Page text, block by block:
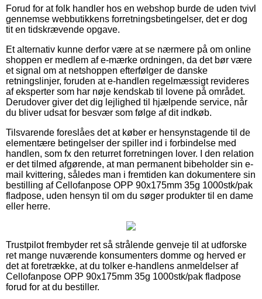
Forud for at folk handler hos en webshop burde de uden tvivl
gennemse webbutikkens forretningsbetingelser, det er dog
tit en tidskrævende opgave.
Et alternativ kunne derfor være at se nærmere på om online
shoppen er medlem af e-mærke ordningen, da det bør være
et signal om at netshoppen efterfølger de danske
retningslinjer, foruden at e-handlen regelmæssigt revideres
af eksperter som har nøje kendskab til lovene på området.
Derudover giver det dig lejlighed til hjælpende service, når
du bliver udsat for besvær som følge af dit indkøb.
Tilsvarende foreslåes det at køber er hensynstagende til de
elementære betingelser der spiller ind i forbindelse med
handlen, som fx den returret forretningen lover. I den relation
er det tilmed afgørende, at man permanent bibeholder sin e-
mail kvittering, således man i fremtiden kan dokumentere sin
bestilling af Cellofanpose OPP 90x175mm 35g 1000stk/pak
fladpose, uden hensyn til om du søger produkter til en dame
eller herre.
Trustpilot frembyder ret så strålende genveje til at udforske
ret mange nuværende konsumenters domme og herved er
det at foretrække, at du tolker e-handlens anmeldelser af
Cellofanpose OPP 90x175mm 35g 1000stk/pak fladpose
forud for at du bestiller.